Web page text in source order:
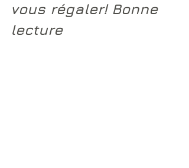
vous régaler! Bonne
lecture